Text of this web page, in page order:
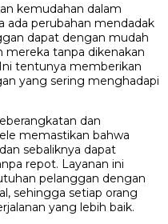
kemudahan dalam
ada perubahan mendadak
dapat dengan mudah
mereka tanpa dikenakan
tentunya memberikan
yang sering menghadapi
dan
memastikan bahwa
sebaliknya dapat
repot. Layanan ini
pelanggan dengan
sehingga setiap orang
yang lebih baik.